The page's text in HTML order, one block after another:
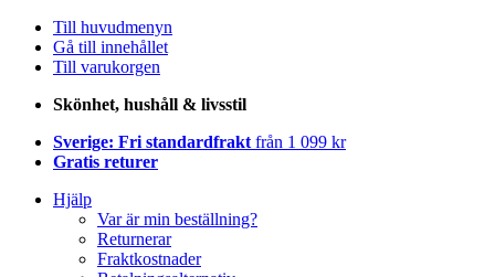
Till huvudmenyn
Gå till innehållet
Till varukorgen
Skönhet, hushåll & livsstil
Sverige: Fri standardfrakt från 1 099 kr
Gratis returer
Hjälp
Var är min beställning?
Returnerar
Fraktkostnader